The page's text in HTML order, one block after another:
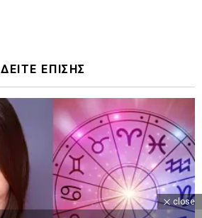
ΔΕΙΤΕ ΕΠΙΣΗΣ
close